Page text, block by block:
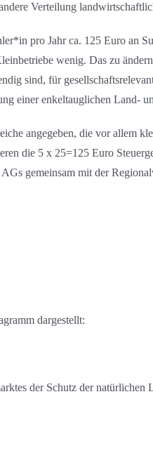
Verteilung
pro Jahr ca. 125 Euro
wenig. Das zu
sind, für
einer enkeltauglichen Land-
angegeben, die vor allem
die 5 x 25=125 Euro
gemeinsam mit der
dargestellt:
der Schutz der